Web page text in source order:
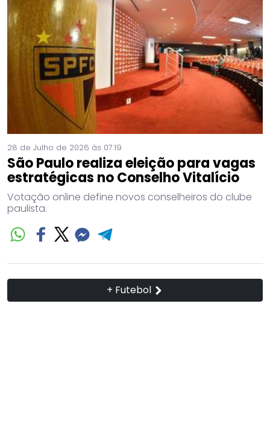
28 de Julho de 2026 às 07:19
São Paulo realiza eleição para vagas
estratégicas no Conselho Vitalício
Votação online define novos conselheiros do clube
paulista.
+ Futebol